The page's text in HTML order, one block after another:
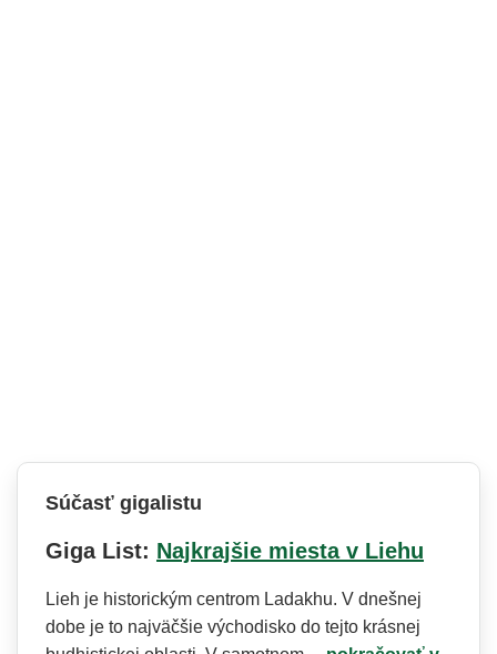
Súčasť gigalistu
Giga List: Najkrajšie miesta v Liehu
Lieh je historickým centrom Ladakhu. V dnešnej
dobe je to najväčšie východisko do tejto krásnej